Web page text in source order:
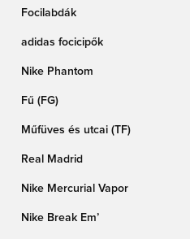
Focilabdák
adidas focicipők
Nike Phantom
Fű (FG)
Műfüves és utcai (TF)
Real Madrid
Nike Mercurial Vapor
Nike Break Em’